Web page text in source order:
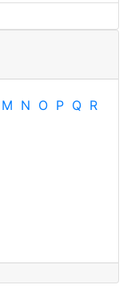
M N O P Q R